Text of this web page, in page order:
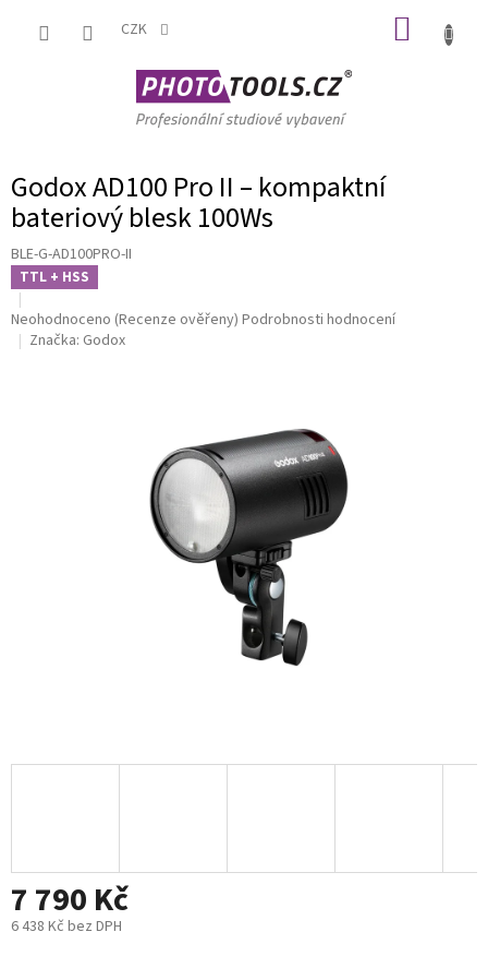
CZK
Godox AD100 Pro II – kompaktní
bateriový blesk 100Ws
BLE-G-AD100PRO-II
TTL + HSS
Průměrné
hodnocení
Neohodnoceno (Recenze ověřeny) Podrobnosti hodnocení
Značka: Godox
7 790 Kč
6 438 Kč bez DPH